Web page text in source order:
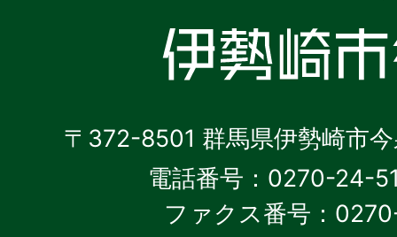
〒372-8501 群馬県伊勢崎市
電話番号：0270-24-
ファクス番号：